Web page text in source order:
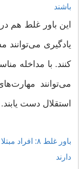
باشند
این باور غلط هم
یادگیری
کنند. با مداخله
می‌توانند
استقلال دست یابند.
باور غلط ۸:
دارند